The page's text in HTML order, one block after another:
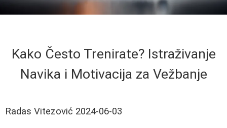
Kako Često Trenirate? Istraživanje
Navika i Motivacija za Vežbanje
Radas Vitezović 2024-06-03